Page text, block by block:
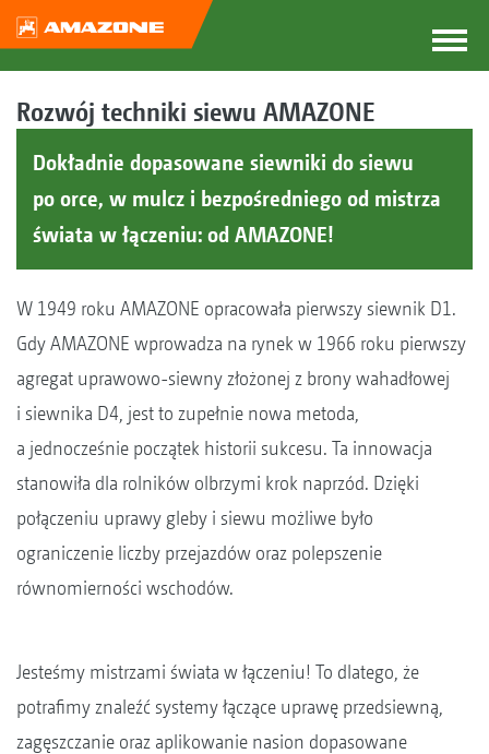
Rozwój techniki siewu AMAZONE
Dokładnie dopasowane siewniki do siewu
po orce, w mulcz i bezpośredniego od mistrza
świata w łączeniu: od AMAZONE!
W 1949 roku AMAZONE opracowała pierwszy siewnik D1.
Gdy AMAZONE wprowadza na rynek w 1966 roku pierwszy
agregat uprawowo-siewny złożonej z brony wahadłowej
i siewnika D4, jest to zupełnie nowa metoda,
a jednocześnie początek historii sukcesu. Ta innowacja
stanowiła dla rolników olbrzymi krok naprzód. Dzięki
połączeniu uprawy gleby i siewu możliwe było
ograniczenie liczby przejazdów oraz polepszenie
równomierności wschodów.
Jesteśmy mistrzami świata w łączeniu! To dlatego, że
potrafimy znaleźć systemy łączące uprawę przedsiewną,
zagęszczanie oraz aplikowanie nasion dopasowane